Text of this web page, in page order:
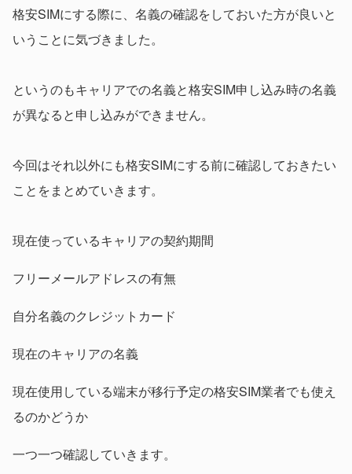
格安SIMにする際に、名義の確認をしておいた方が良いと
いうことに気づきました。
というのもキャリアでの名義と格安SIM申し込み時の名義
が異なると申し込みができません。
今回はそれ以外にも格安SIMにする前に確認しておきたい
ことをまとめていきます。
現在使っているキャリアの契約期間
フリーメールアドレスの有無
自分名義のクレジットカード
現在のキャリアの名義
現在使用している端末が移行予定の格安SIM業者でも使え
るのかどうか
一つ一つ確認していきます。